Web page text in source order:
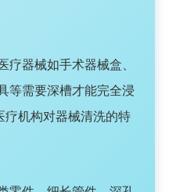
疗器械如手术器械盒、
等需要深槽才能完全浸
疗机构对器械清洗的特